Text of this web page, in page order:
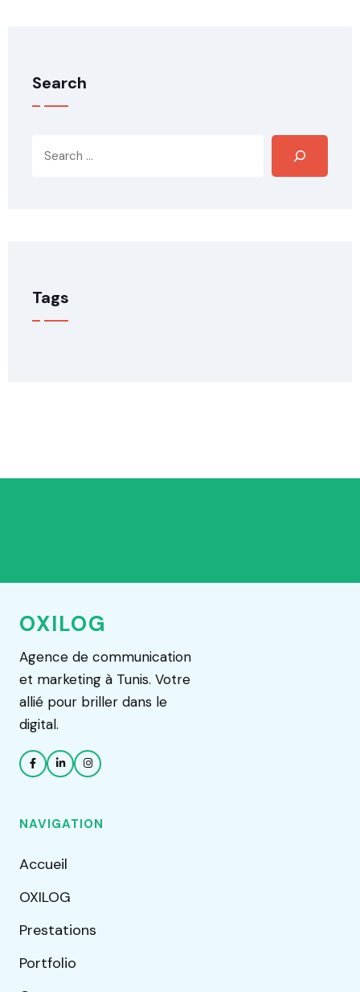
Search
Tags
OXILOG
Agence de communication
et marketing à Tunis. Votre
allié pour briller dans le
digital.
NAVIGATION
Accueil
OXILOG
Prestations
Portfolio